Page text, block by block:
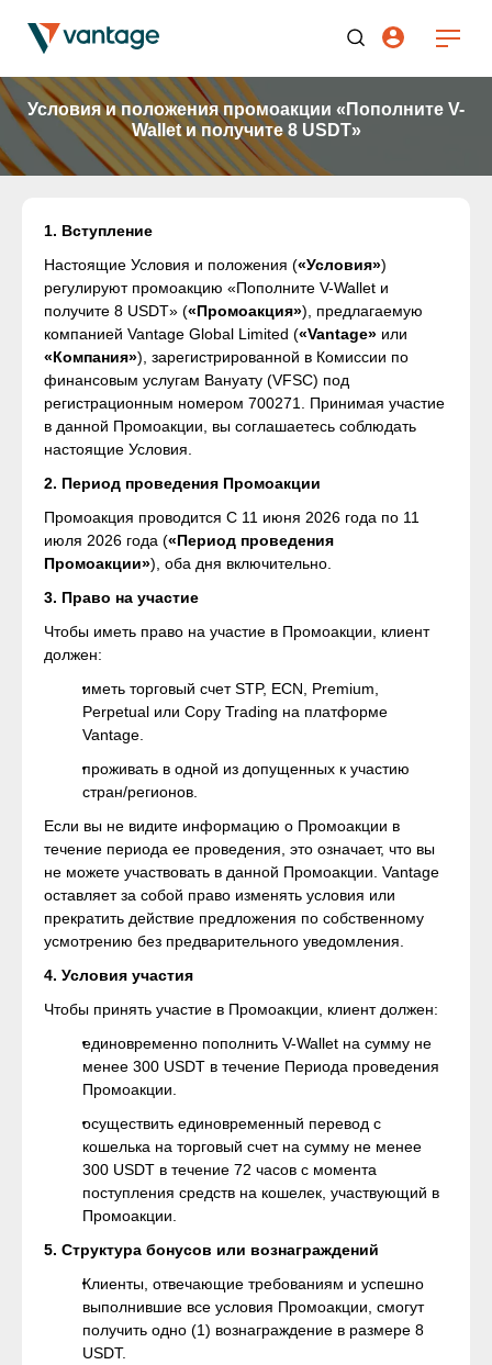
Условия и положения промоакции «Пополните V-
Wallet и получите 8 USDT»
1. Вступление
Настоящие Условия и положения («Условия»)
регулируют промоакцию «Пополните V-Wallet и
получите 8 USDT» («Промоакция»), предлагаемую
компанией Vantage Global Limited («Vantage» или
«Компания»), зарегистрированной в Комиссии по
финансовым услугам Вануату (VFSC) под
регистрационным номером 700271. Принимая участие
в данной Промоакции, вы соглашаетесь соблюдать
настоящие Условия.
2. Период проведения Промоакции
Промоакция проводится С 11 июня 2026 года по 11
июля 2026 года («Период проведения
Промоакции»), оба дня включительно.
3. Право на участие
Чтобы иметь право на участие в Промоакции, клиент
должен:
иметь торговый счет STP, ECN, Premium,
Perpetual или Copy Trading на платформе
Vantage.
проживать в одной из допущенных к участию
стран/регионов.
Если вы не видите информацию о Промоакции в
течение периода ее проведения, это означает, что вы
не можете участвовать в данной Промоакции. Vantage
оставляет за собой право изменять условия или
прекратить действие предложения по собственному
усмотрению без предварительного уведомления.
4. Условия участия
Чтобы принять участие в Промоакции, клиент должен:
единовременно пополнить V-Wallet на сумму не
менее 300 USDT в течение Периода проведения
Промоакции.
осуществить единовременный перевод с
кошелька на торговый счет на сумму не менее
300 USDT в течение 72 часов с момента
поступления средств на кошелек, участвующий в
Промоакции.
5. Структура бонусов или вознаграждений
Клиенты, отвечающие требованиям и успешно
выполнившие все условия Промоакции, смогут
получить одно (1) вознаграждение в размере 8
USDT.